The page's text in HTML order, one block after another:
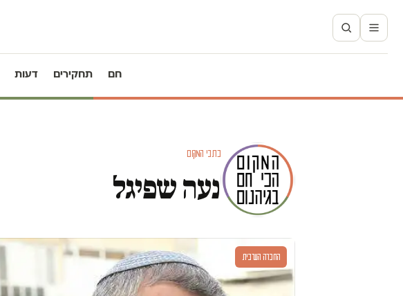
חם תחקירים דעות
כתבי המקום
נעה שפיגל
החברה הערבית